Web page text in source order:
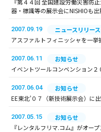
『第４４回 全国建設労働災害
器・標識等の展示会にNISHIOも
2007.09.19
ニュースリリース
アスファルトフィニッシャを一挙
2007.06.11
お知らせ
イベントツールコンベンション２
2007.06.04
お知らせ
EE東北’０７（新技術展示会）に
2007.05.15
お知らせ
『レンタルフリマ.コム』がオー